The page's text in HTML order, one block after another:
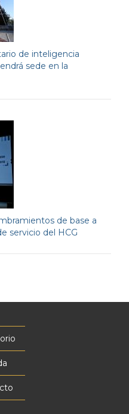
de inteligencia
sede en la
de base a
servicio del HCG